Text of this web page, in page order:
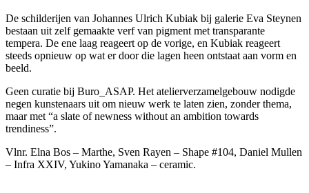
De schilderijen van Johannes Ulrich Kubiak bij galerie Eva Steynen
bestaan uit zelf gemaakte verf van pigment met transparante
tempera. De ene laag reageert op de vorige, en Kubiak reageert
steeds opnieuw op wat er door die lagen heen ontstaat aan vorm en
beeld.
Geen curatie bij Buro_ASAP. Het atelierverzamelgebouw nodigde
negen kunstenaars uit om nieuw werk te laten zien, zonder thema,
maar met “a slate of newness without an ambition towards
trendiness”.
Vlnr. Elna Bos – Marthe, Sven Rayen – Shape #104, Daniel Mullen
– Infra XXIV, Yukino Yamanaka – ceramic.